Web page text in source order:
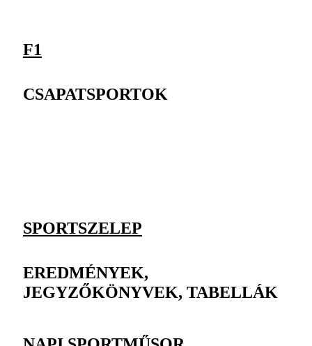
F1
CSAPATSPORTOK
SPORTSZELEP
EREDMÉNYEK,
JEGYZŐKÖNYVEK, TABELLÁK